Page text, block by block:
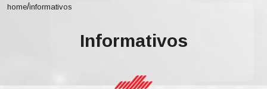
home/informativos
Informativos